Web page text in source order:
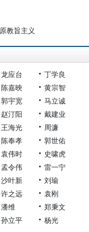
教旨主义
龙应台
丁学良
陈嘉映
黄宗智
郭宇宽
马立诚
赵汀阳
戴建业
王海光
周濂
陈奉孝
郭世佑
袁伟时
史啸虎
孟令伟
雷一宁
沙叶新
刘瑜
许之远
袁刚
潘维
郑秉文
孙立平 杨光